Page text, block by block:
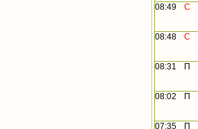
08:49
С
08:48
С
08:31
П
08:02
П
07:35
П